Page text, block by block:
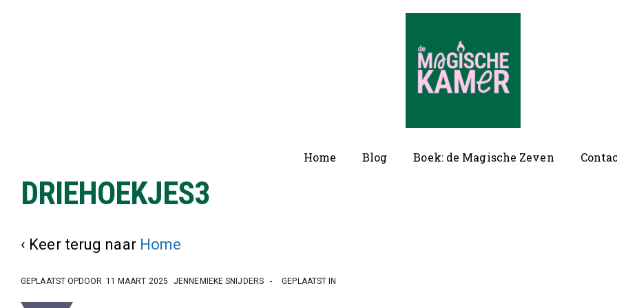
Hoofd
Home Blog Boek: de Magische Zeven
DRIEHOEKJES3
‹ Keer terug naar Home
GEPLAATST OPDOOR 11 MAART 2025 JENNEMIEKE SNIJDERS GEPLAATST IN